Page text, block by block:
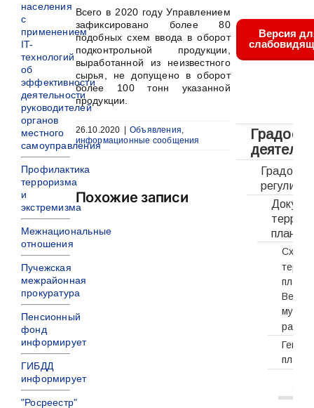
Всего в 2020 году Управлением
зафиксировано более 80
подобных схем ввода в оборот
подконтрольной продукции,
выработанной из неизвестного
сырья, не допущено в оборот
более 100 тонн указанной
продукции.
26.10.2020
Объявления,
информационные сообщения
Похожие записи
населения
с
применением
IT-
технологий
об
эффективности
деятельности
руководителей
органов
местного
самоуправления
Профилактика
терроризма
и
экстремизма
Межнациональные
отношения
Пучежская
межрайонная
прокуратура
Пенсионный
фонд
информирует
ГИБДД
информирует
"Росреестр"
Версия
Схема
план